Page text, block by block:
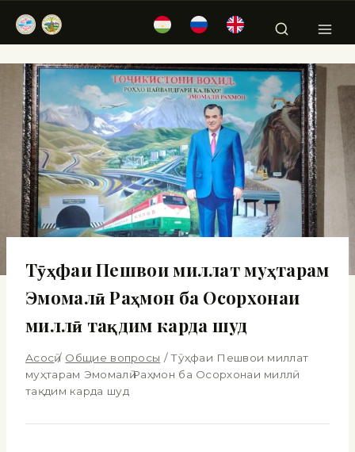
Тӯҳфаи Пешвои миллат муҳтарам
Эмомалӣ Раҳмон ба Осорхонаи
миллӣ тақдим карда шуд
Асосӣ / Общие вопросы / Тӯҳфаи Пешвои миллат
муҳтарам Эмомалӣ Раҳмон ба Осорхонаи миллӣ
тақдим карда шуд